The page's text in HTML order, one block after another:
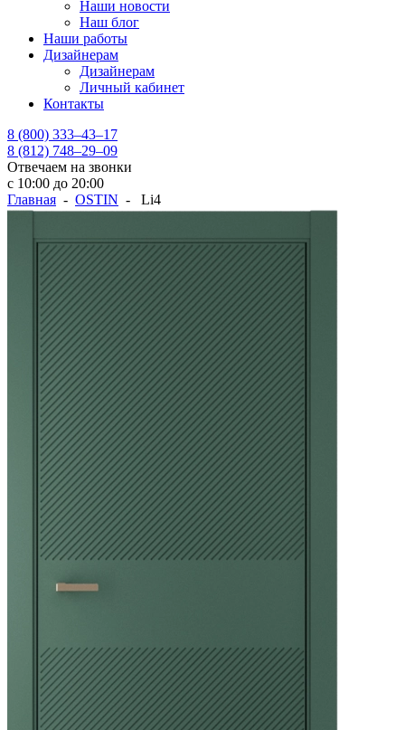
Наши новости
Наш блог
Наши работы
Дизайнерам
Дизайнерам
Личный кабинет
Контакты
8 (800) 333–43–17
8 (812) 748–29–09
Отвечаем на звонки
с 10:00 до 20:00
Главная - OSTIN - Li4